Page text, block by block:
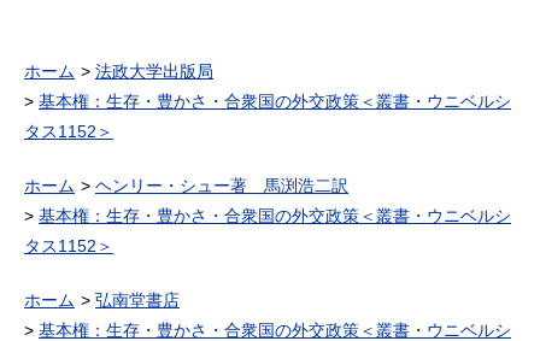
ホーム
法政大学出版局
基本権：生存・豊かさ・合衆国の外交政策＜叢書・ウニベルシ
タス1152＞
ホーム
ヘンリー・シュー著 馬渕浩二訳
基本権：生存・豊かさ・合衆国の外交政策＜叢書・ウニベルシ
タス1152＞
ホーム
弘南堂書店
基本権：生存・豊かさ・合衆国の外交政策＜叢書・ウニベルシ